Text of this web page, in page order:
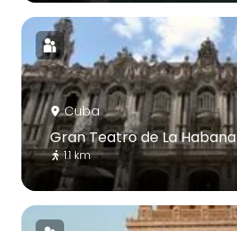
Cuba
Gran Teatro de La Habana
1.1 km